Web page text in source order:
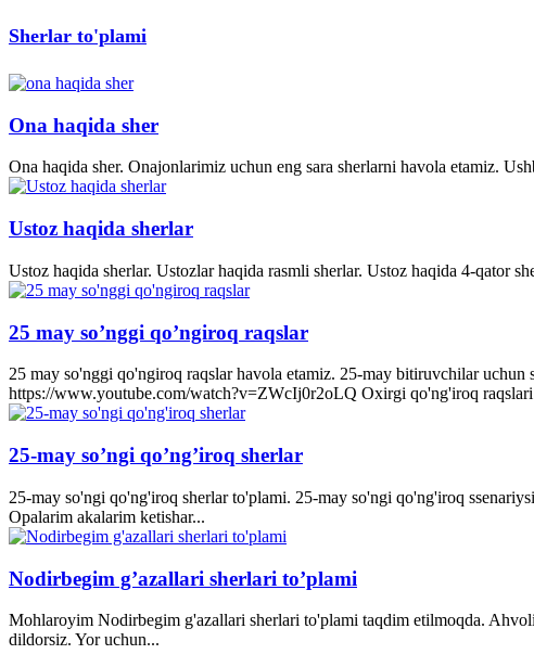
Sherlar to'plami
Ona haqida sher
Ona haqida sher. Onajonlarimiz uchun eng sara sherlarni havola etamiz.
Ustoz haqida sherlar
Ustoz haqida sherlar. Ustozlar haqida rasmli sherlar. Ustoz haqida 4-qator
25 may so’nggi qo’ngiroq raqslar
25 may so'nggi qo'ngiroq raqslar havola etamiz. 25-may bitiruvchilar
https://www.youtube.com/watch?v=ZWcIj0r2oLQ Oxirgi qo'ng'iroq
25-may so’ngi qo’ng’iroq sherlar
25-may so'ngi qo'ng'iroq sherlar to'plami. 25-may so'ngi qo'ng'iroq
Opalarim akalarim ketishar...
Nodirbegim g’azallari sherlari to’plami
Mohlaroyim Nodirbegim g'azallari sherlari to'plami taqdim etilmoqda.
dildorsiz. Yor uchun...